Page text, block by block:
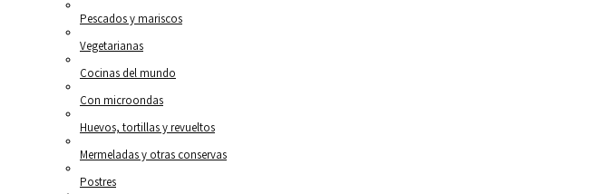
Pescados y mariscos
Vegetarianas
Cocinas del mundo
Con microondas
Huevos, tortillas y revueltos
Mermeladas y otras conservas
Postres